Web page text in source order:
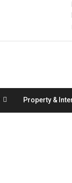
Property &